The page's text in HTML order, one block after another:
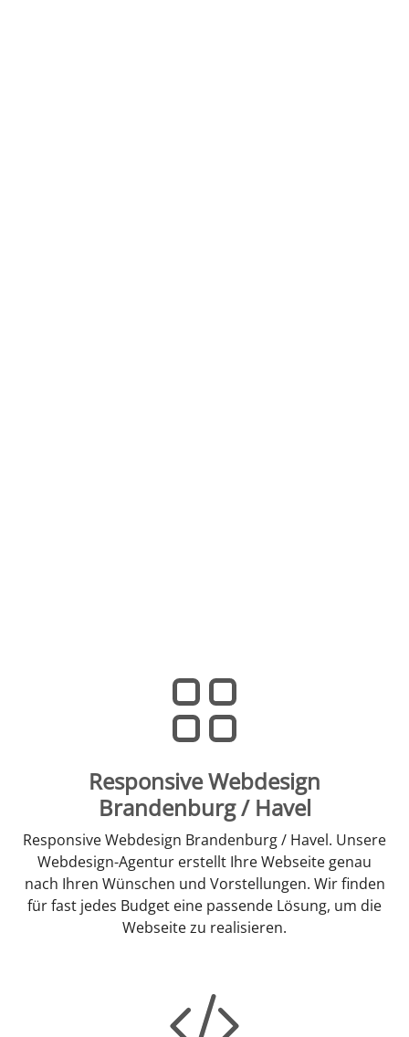
Responsive Webdesign
Brandenburg / Havel
Responsive Webdesign Brandenburg / Havel. Unsere
Webdesign-Agentur erstellt Ihre Webseite genau
nach Ihren Wünschen und Vorstellungen. Wir finden
für fast jedes Budget eine passende Lösung, um die
Webseite zu realisieren.